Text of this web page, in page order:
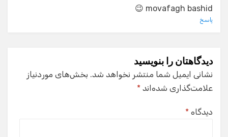
movafagh bashid 😉
پاسخ
دیدگاهتان را بنویسید
نشانی ایمیل شما منتشر نخواهد شد. بخش‌های موردنیاز
علامت‌گذاری شده‌اند *
دیدگاه *